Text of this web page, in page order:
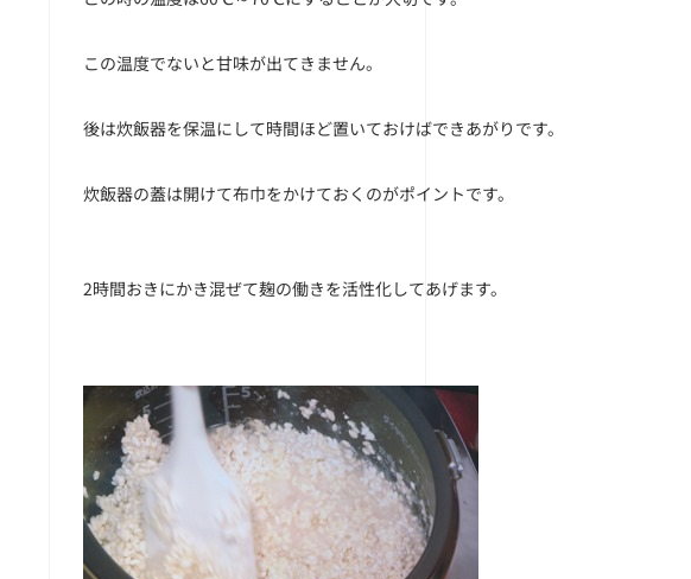
この温度でないと甘味が出てきません。
後は炊飯器を保温にして時間ほど置いておけばできあがりです。
炊飯器の蓋は開けて布巾をかけておくのがポイントです。
2時間おきにかき混ぜて麹の働きを活性化してあげます。